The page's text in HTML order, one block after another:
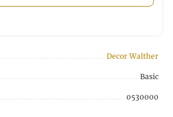
Decor Walther
Basic
0530000